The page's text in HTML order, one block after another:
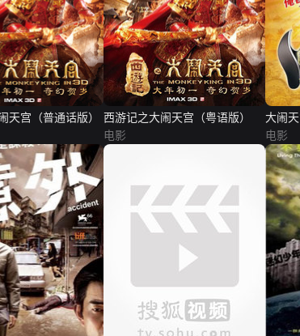
天宫（普通话版）
西游记之大闹天宫（粤语版）
电影
大闹
电影